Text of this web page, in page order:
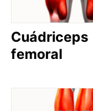
Cuádriceps
femoral